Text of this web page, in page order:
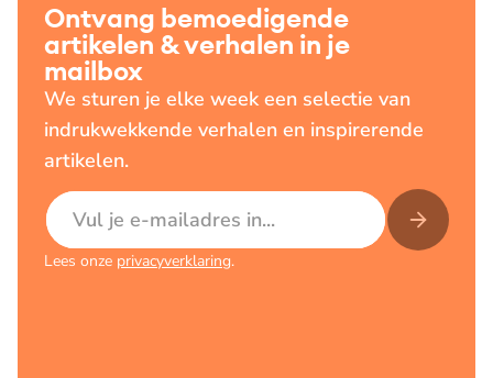
Ontvang bemoedigende
artikelen & verhalen in je
mailbox
We sturen je elke week een selectie van
indrukwekkende verhalen en inspirerende
artikelen.
E-mailadres
Lees onze privacyverklaring.